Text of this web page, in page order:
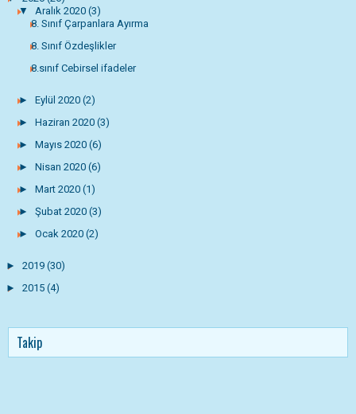
▼ Aralık 2020 (3)
8. Sınıf Çarpanlara Ayırma
8. Sınıf Özdeşlikler
8.sınıf Cebirsel ifadeler
► Eylül 2020 (2)
► Haziran 2020 (3)
► Mayıs 2020 (6)
► Nisan 2020 (6)
► Mart 2020 (1)
► Şubat 2020 (3)
► Ocak 2020 (2)
► 2019 (30)
► 2015 (4)
Takip